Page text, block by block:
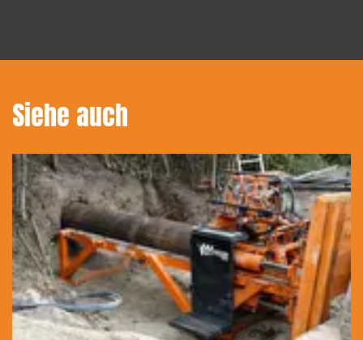
Siehe auch